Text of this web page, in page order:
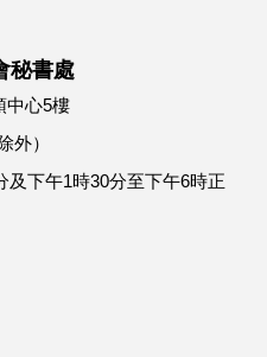
秘書處
中心5樓
外）
及下午1時30分至下午6時正